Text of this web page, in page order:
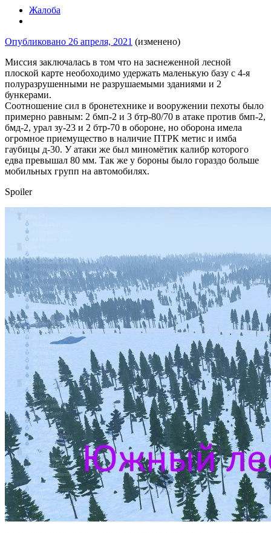
Жалоба
Опубликовано 26 апреля, 2021 (изменено)
Миссия заключалась в том что на заснеженной лесной
плоской карте необоходимо удержать маленькую базу с 4-я
полуразрушенными не разрушаемыми зданиями и 2
бункерами.
Соотношение сил в бронетехнике и вооружении пехоты было
примерно равным: 2 бмп-2 и 3 бтр-80/70 в атаке против бмп-2,
бмд-2, урал зу-23 и 2 бтр-70 в обороне, но оборона имела
огромное приемущество в наличие ПТРК метис и имба
гаубицы д-30. У атаки же был миномётик калибр которого
едва превышал 80 мм. Так же у бороны было гораздо больше
мобильных групп на автомобилях.
Spoiler